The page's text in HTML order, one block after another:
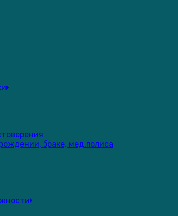
браке, мед.полиса